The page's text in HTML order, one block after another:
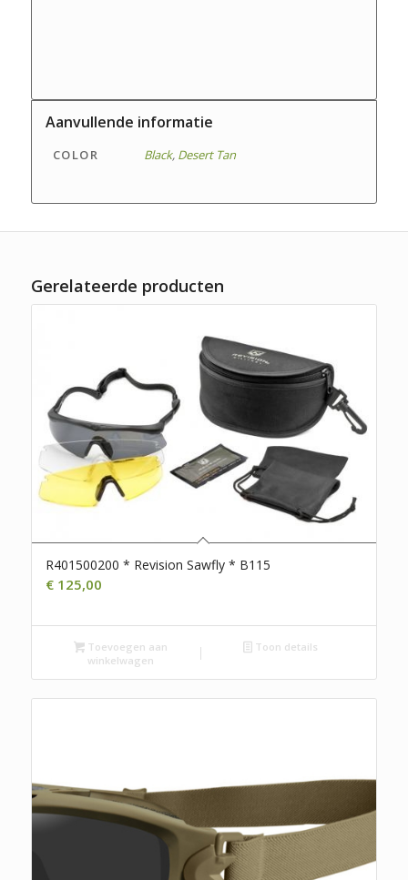
Aanvullende informatie
COLOR Black, Desert Tan
Gerelateerde producten
R401500200 * Revision Sawfly * B115
€125,00
Toevoegen aan
winkelwagen
Toon details